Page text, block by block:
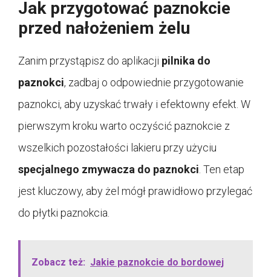
Jak przygotować paznokcie
przed nałożeniem żelu
Zanim przystąpisz do aplikacji pilnika do
paznokci, zadbaj o odpowiednie przygotowanie
paznokci, aby uzyskać trwały i efektowny efekt. W
pierwszym kroku warto oczyścić paznokcie z
wszelkich pozostałości lakieru przy użyciu
specjalnego zmywacza do paznokci . Ten etap
jest kluczowy, aby żel mógł prawidłowo przylegać
do płytki paznokcia.
Zobacz też: Jakie paznokcie do bordowej